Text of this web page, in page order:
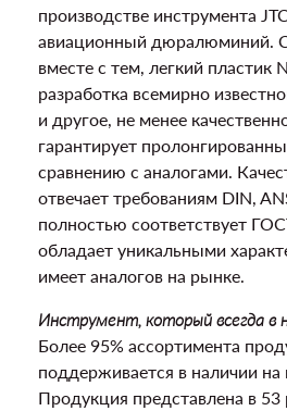
производстве инструмента
авиационный дюралюминий.
вместе с тем, легкий пластик
разработка всемирно
и другое, не менее
гарантирует
сравнению с аналогами.
отвечает требованиям DIN,
полностью соответствует
обладает уникальными
имеет аналогов на рынке.
Инструмент, который всегда в
Более 95% ассортимента
поддерживается в наличии
Продукция представлена в 53